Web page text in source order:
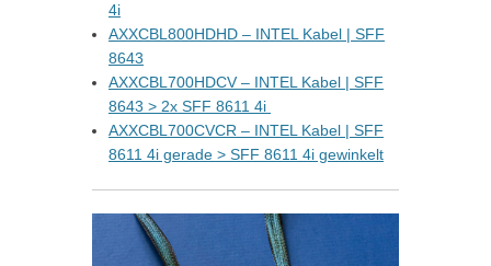
4i
AXXCBL800HDHD – INTEL Kabel | SFF
8643
AXXCBL700HDCV – INTEL Kabel | SFF
8643 > 2x SFF 8611 4i
AXXCBL700CVCR – INTEL Kabel | SFF
8611 4i gerade > SFF 8611 4i gewinkelt